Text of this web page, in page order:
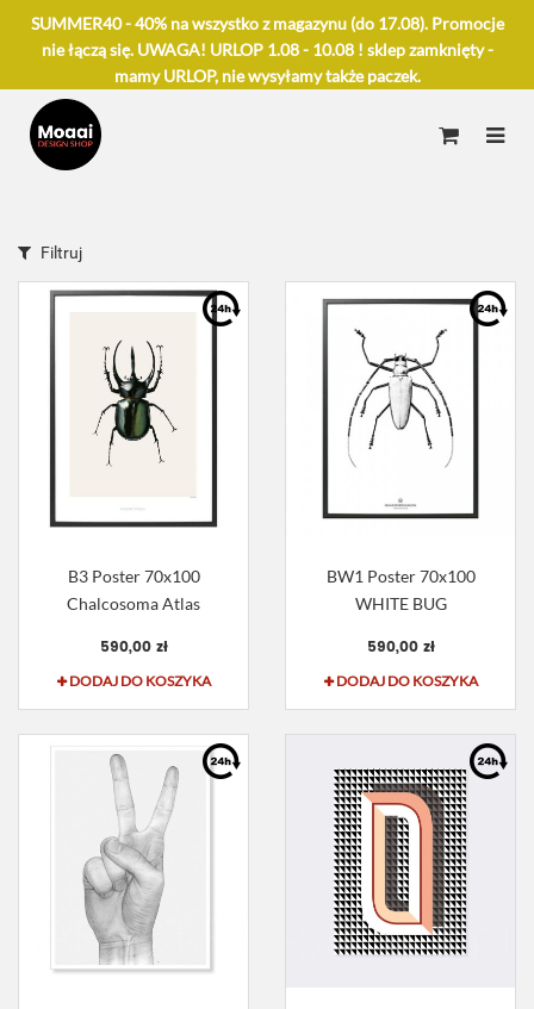
SUMMER40 - 40% na wszystko z magazynu (do 17.08). Promocje
nie łączą się. UWAGA! URLOP 1.08 - 10.08 ! sklep zamknięty -
mamy URLOP, nie wysyłamy także paczek.
Filtruj
B3 Poster 70x100
Chalcosoma Atlas
590,00 zł
DODAJ DO KOSZYKA
BW1 Poster 70x100
WHITE BUG
590,00 zł
DODAJ DO KOSZYKA